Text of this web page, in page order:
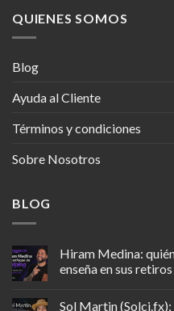
QUIENES SOMOS
Blog
Ayuda al Cliente
Términos y condiciones
Sobre Nosotros
BLOG
Hiram Medina:
enseña en sus
Sol Martin (Solci.fx):